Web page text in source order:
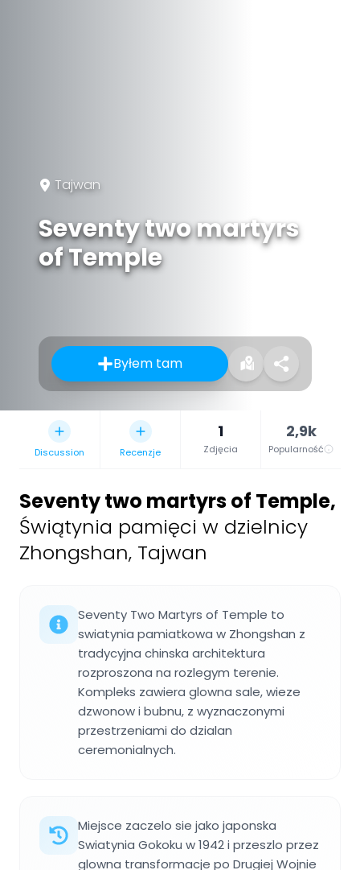
Tajwan
Seventy two martyrs
of Temple
Byłem tam
Discussion Recenzje
1
Zdjęcia
2,9k
Popularność
Seventy two martyrs of Temple,
Świątynia pamięci w dzielnicy
Zhongshan, Tajwan
Seventy Two Martyrs of Temple to
swiatynia pamiatkowa w Zhongshan z
tradycyjna chinska architektura
rozproszona na rozlegym terenie.
Kompleks zawiera glowna sale, wieze
dzwonow i bubnu, z wyznaczonymi
przestrzeniami do dzialan
ceremonialnych.
Miejsce zaczelo sie jako japonska
Swiatynia Gokoku w 1942 i przeszlo przez
glowna transformacje po Drugiej Wojnie